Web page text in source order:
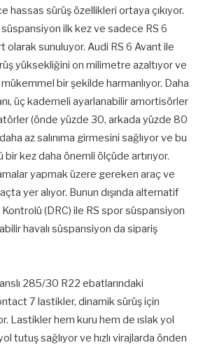
hassas sürüş özellikleri ortaya çıkıyor.
ilk kez ve sadece RS 6
olarak sunuluyor. Audi RS 6 Avant ile
yüksekliğini on milimetre azaltıyor ve
bir şekilde harmanlıyor. Daha
üç kademeli ayarlanabilir amortisörler
(önde yüzde 30, arkada yüzde 80
az salınıma girmesini sağlıyor ve bu
kez daha önemli ölçüde artırıyor.
yapmak üzere gereken araç ve
yer alıyor. Bunun dışında alternatif
(DRC) ile RS spor süspansiyon
havalı süspansiyon da sipariş
285/30 R22 ebatlarındaki
7 lastikler, dinamik sürüş için
Lastikler hem kuru hem de ıslak yol
tutuş sağlıyor ve hızlı virajlarda önden